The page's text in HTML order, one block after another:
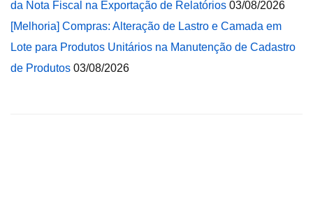
da Nota Fiscal na Exportação de Relatórios 03/08/2026
[Melhoria] Compras: Alteração de Lastro e Camada em
Lote para Produtos Unitários na Manutenção de Cadastro
de Produtos 03/08/2026